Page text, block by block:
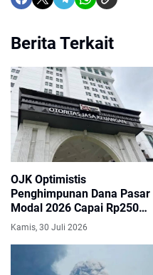
Berita Terkait
OJK Optimistis
Penghimpunan Dana Pasar
Modal 2026 Capai Rp250
Triliun, Realisasi Sudah
Kamis, 30 Juli 2026